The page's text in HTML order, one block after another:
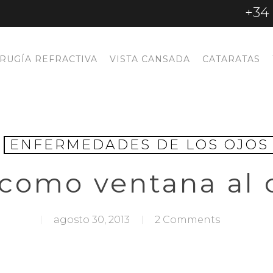
+34
REFRACTIVA VISTA CANSADA CATARATAS
ENFERMEDADES DE LOS OJOS
ventana al
agosto 30, 2013 2 Comments